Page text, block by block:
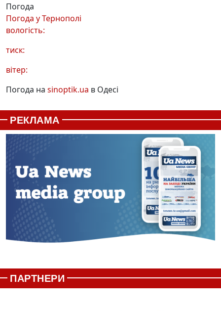
Погода
Погода уТернополі
вологість:
тиск:
вітер:
Погода на sinoptik.ua в Одесі
РЕКЛАМА
ПАРТНЕРИ